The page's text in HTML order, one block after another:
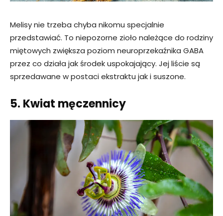
Melisy nie trzeba chyba nikomu specjalnie
przedstawiać. To niepozorne zioło należące do rodziny
miętowych zwiększa poziom neuroprzekaźnika GABA
przez co działa jak środek uspokajający. Jej liście są
sprzedawane w postaci ekstraktu jak i suszone.
5. Kwiat męczennicy